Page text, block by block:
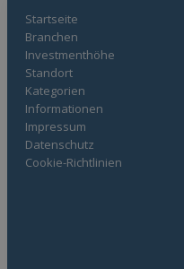
Startseite
Branchen
Investmenthöhe
Standort
Kategorien
Informationen
Impressum
Datenschutz
Cookie-Richtlinien